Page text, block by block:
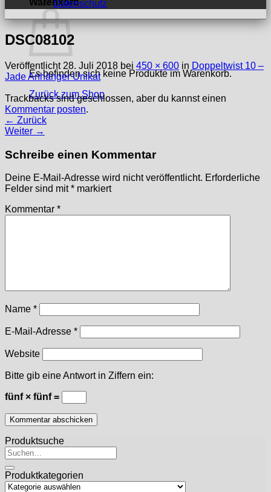
Warenkorb
Es befinden sich keine Produkte im Warenkorb.
Zurück zum Shop
Datenschutz
DSC08102
Veröffentlicht 28. Juli 2018 bei 450 × 600 in Doppeltwist 10 –
Jade Anhänger Unikat
Trackbacks sind geschlossen, aber du kannst einen
Kommentar posten.
← Zurück
Weiter →
Schreibe einen Kommentar
Deine E-Mail-Adresse wird nicht veröffentlicht. Erforderliche
Felder sind mit* markiert
Kommentar *
Name *
E-Mail-Adresse *
Website
Bitte gib eine Antwort in Ziffern ein:
fünf × fünf =
Produktsuche
Suchen
nach:
Produktkategorien